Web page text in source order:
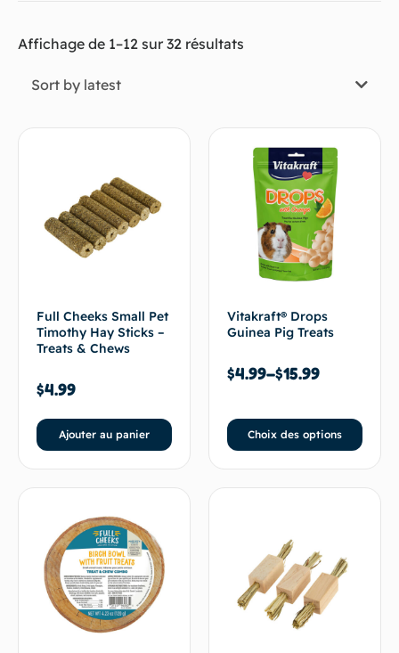
Affichage de 1–12 sur 32 résultats
Sort by latest
Full Cheeks Small Pet
Timothy Hay Sticks –
Treats & Chews
$4.99
Ajouter au panier
Vitakraft® Drops
Guinea Pig Treats
$4.99–$15.99
Choix des options